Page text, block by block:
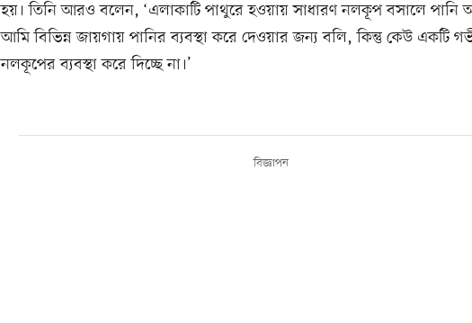
হয়। তিনি আরও বলেন, ‘এলাকাটি পাথুরে হওয়ায় সাধারণ নলকূপ বসালে পানি
আমি বিভিন্ন জায়গায় পানির ব্যবস্থা করে দেওয়ার জন্য বলি, কিন্তু কেউ একটি
নলকূপের ব্যবস্থা করে দিচ্ছে না।’
বিজ্ঞাপন